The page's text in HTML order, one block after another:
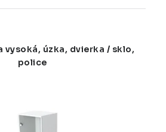
vysoká, úzka, dvierka / sklo,
police